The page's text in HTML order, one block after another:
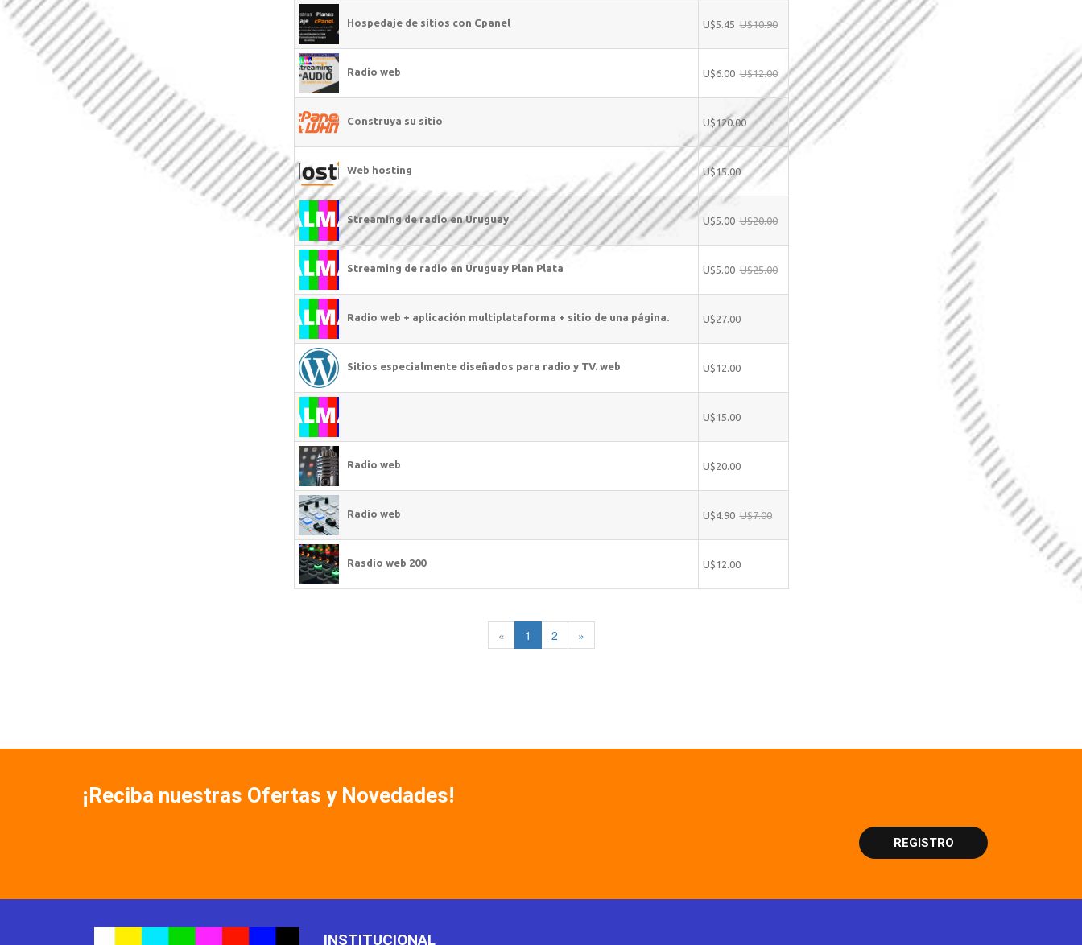
Hospedaje de sitios con Cpanel U$5.45 U$10.90
Radio web U$6.00 U$12.00
Construya su sitio U$120.00
Web hosting U$15.00
Streaming de radio en Uruguay U$5.00 U$20.00
Streaming de radio en Uruguay Plan Plata U$5.00 U$25.00
Radio web + aplicación multiplataforma + sitio de una página. U$27.00
Sitios especialmente diseñados para radio y TV. web U$12.00
U$15.00
Radio web U$20.00
Radio web U$4.90 U$7.00
Rasdio web 200 U$12.00
« 1 2 »
¡Reciba nuestras Ofertas y Novedades!
REGISTRO
INSTITUCIONAL